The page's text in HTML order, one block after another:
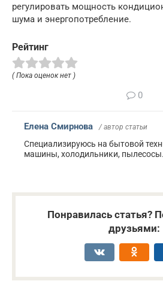
регулировать мощность
шума и энергопотребление.
Рейтинг
( Пока оценок нет )
0
Елена Смирнова / автор статьи
Специализируюсь на бытовой
машины, холодильники, пылесосы.
Понравилась статья?
друзьями: